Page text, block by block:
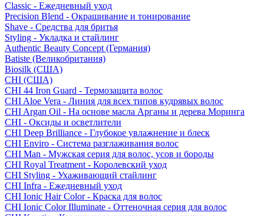
Classic - Ежедневный уход
Precision Blend - Окрашивание и тонирование
Shave - Средства для бритья
Styling - Укладка и стайлинг
Authentic Beauty Concept (Германия)
Batiste (Великобритания)
Biosilk (США)
CHI (США)
CHI 44 Iron Guard - Термозащита волос
CHI Aloe Vera - Линия для всех типов кудрявых волос
CHI Argan Oil - На основе масла Арганы и дерева Моринга
CHI - Оксиды и осветлители
CHI Deep Brilliance - Глубокое увлажнение и блеск
CHI Enviro - Система разглаживания волос
CHI Man - Мужская серия для волос, усов и бороды
CHI Royal Treatment - Королевский уход
CHI Styling - Ухаживающий стайлинг
CHI Infra - Ежедневный уход
CHI Ionic Hair Color - Краска для волос
CHI Ionic Color Illuminate - Оттеночная серия для волос